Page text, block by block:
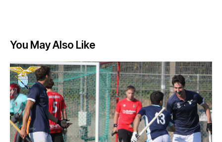
You May Also Like